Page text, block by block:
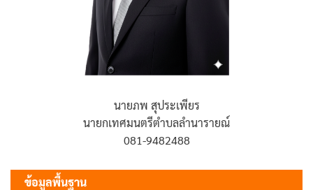
นายภพ สุประเพียร
นายกเทศมนตรีตำบลลำนารายณ์
081-9482488
ข้อมูลพื้นฐาน